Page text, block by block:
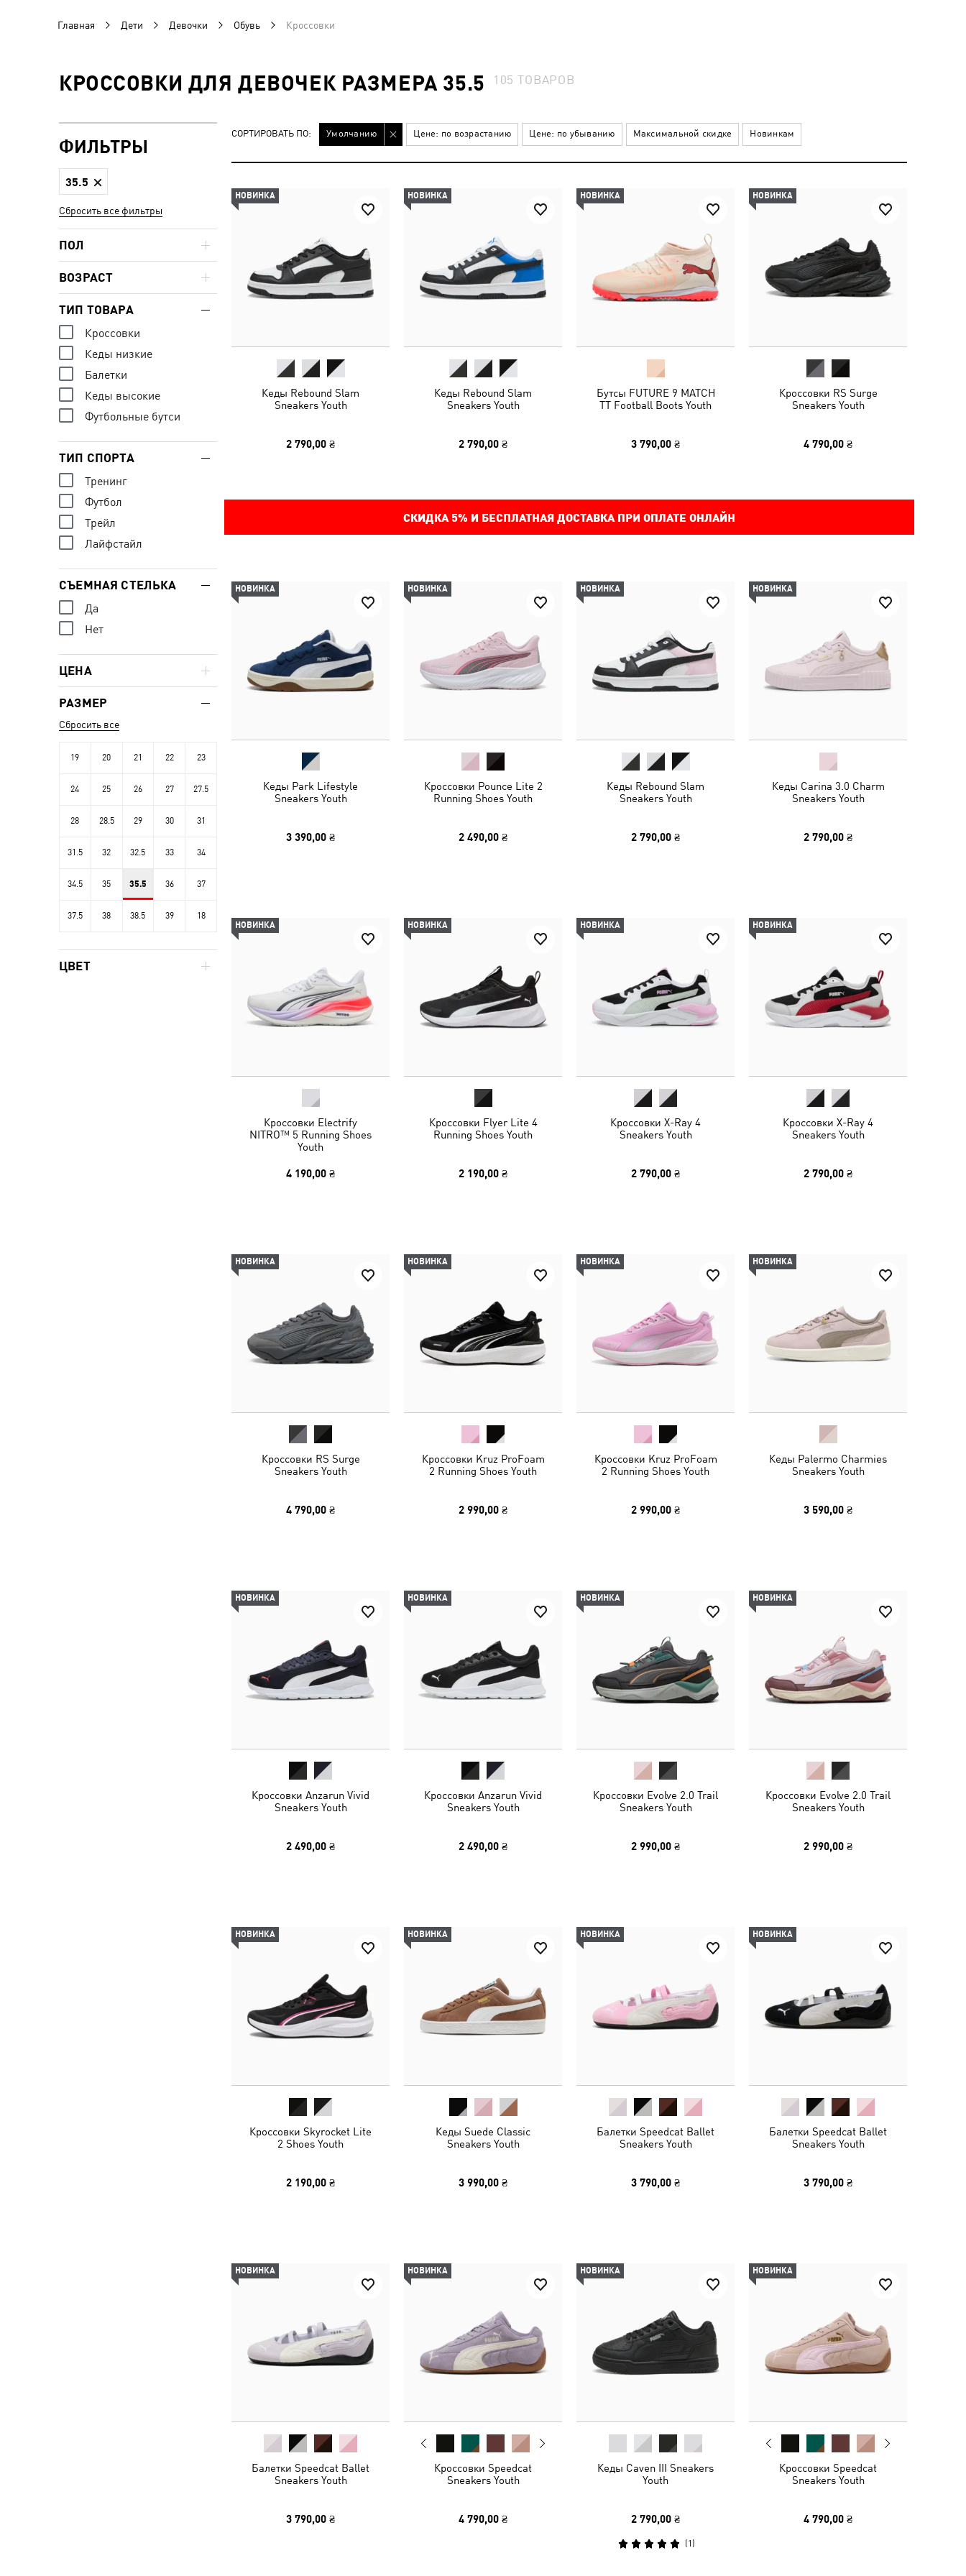
Главная Дети Девочки Обувь Кроссовки
КРОССОВКИ ДЛЯ ДЕВОЧЕК РАЗМЕРА 35.5 105ТОВАРОВ
СОРТИРОВАТЬ ПО: Умолчанию Цене: по возрастанию Цене: по убыванию Максимальной скидке Новинкам
НОВИНКА
Кеды Rebound Slam
Sneakers Youth
2 790,00 ₴
НОВИНКА
Кеды Rebound Slam
Sneakers Youth
2 790,00 ₴
НОВИНКА
Бутсы FUTURE 9 MATCH
TT Football Boots Youth
3 790,00 ₴
НОВИНКА
Кроссовки RS Surge
Sneakers Youth
4 790,00 ₴
СКИДКА 5% И БЕСПЛАТНАЯ ДОСТАВКА ПРИ ОПЛАТЕ ОНЛАЙН
НОВИНКА
Кеды Park Lifestyle
Sneakers Youth
3 390,00 ₴
НОВИНКА
Кроссовки Pounce Lite 2
Running Shoes Youth
2 490,00 ₴
НОВИНКА
Кеды Rebound Slam
Sneakers Youth
2 790,00 ₴
НОВИНКА
Кеды Carina 3.0 Charm
Sneakers Youth
2 790,00 ₴
НОВИНКА
Кроссовки Electrify
NITRO™ 5 Running Shoes
Youth
4 190,00 ₴
НОВИНКА
Кроссовки Flyer Lite 4
Running Shoes Youth
2 190,00 ₴
НОВИНКА
Кроссовки X-Ray 4
Sneakers Youth
2 790,00 ₴
НОВИНКА
Кроссовки X-Ray 4
Sneakers Youth
2 790,00 ₴
НОВИНКА
Кроссовки RS Surge
Sneakers Youth
4 790,00 ₴
НОВИНКА
Кроссовки Kruz ProFoam
2 Running Shoes Youth
2 990,00 ₴
НОВИНКА
Кроссовки Kruz ProFoam
2 Running Shoes Youth
2 990,00 ₴
НОВИНКА
Кеды Palermo Charmies
Sneakers Youth
3 590,00 ₴
НОВИНКА
Кроссовки Anzarun Vivid
Sneakers Youth
2 490,00 ₴
НОВИНКА
Кроссовки Anzarun Vivid
Sneakers Youth
2 490,00 ₴
НОВИНКА
Кроссовки Evolve 2.0 Trail
Sneakers Youth
2 990,00 ₴
НОВИНКА
Кроссовки Evolve 2.0 Trail
Sneakers Youth
2 990,00 ₴
НОВИНКА
Кроссовки Skyrocket Lite
2 Shoes Youth
2 190,00 ₴
НОВИНКА
Кеды Suede Classic
Sneakers Youth
3 990,00 ₴
НОВИНКА
Балетки Speedcat Ballet
Sneakers Youth
3 790,00 ₴
НОВИНКА
Балетки Speedcat Ballet
Sneakers Youth
3 790,00 ₴
НОВИНКА
Балетки Speedcat Ballet
Sneakers Youth
3 790,00 ₴
НОВИНКА
Кроссовки Speedcat
Sneakers Youth
4 790,00 ₴
НОВИНКА
Кеды Caven III Sneakers
Youth
2 790,00 ₴
(1 )
НОВИНКА
Кроссовки Speedcat
Sneakers Youth
4 790,00 ₴
ФИЛЬТРЫ
35.5
Сбросить все фильтры
ПОЛ
ВОЗРАСТ
ТИП ТОВАРА
Кроссовки
Кеды низкие
Балетки
Кеды высокие
Футбольные бутси
ТИП СПОРТА
Тренинг
Футбол
Трейл
Лайфстайл
СЪЕМНАЯ СТЕЛЬКА
Да
Нет
ЦЕНА
РАЗМЕР
Сбросить все
19 20 21 22 23
24 25 26 27 27.5
28 28.5 29 30 31
31.5 32 32.5 33 34
34.5 35 35.5 36 37
37.5 38 38.5 39 18
ЦВЕТ